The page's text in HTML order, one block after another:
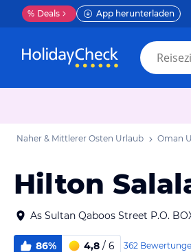
% Deals App herunterladen
Naher & Mittlerer Osten Urlaub Oman
Hilton
As Sultan Qaboos Street P.O.
86% 4,8 / 6 362